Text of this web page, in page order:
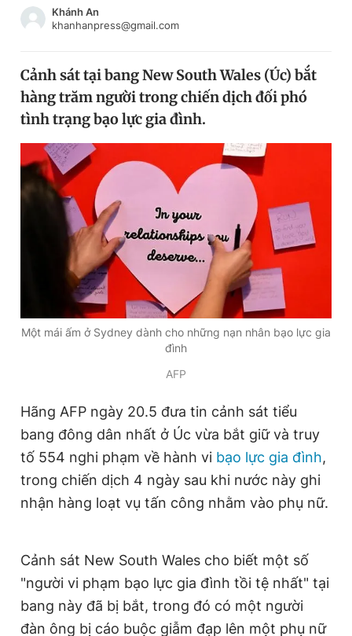
Chào ngày mới
Video Magazine
Sản phẩm khác
Tiện ích Bạn cần biết
Thông tin tòa soạn Liên hệ quảng cáo
Đọc Thanh Niên trên điện thoại
Theo dõi báo trên
Hotline Liên hệ quảng cáo
Đặt báo Quảng cáo RSS Tòa soạn Chính sách bảo
Tổng biên tập: Nguyễn Ngọc Toàn
Phó tổng biên tập thường trực: Hải Thành
Phó tổng biên tập: Lâm Hiếu Dũng
Đăng xuất
Khánh An
khanhanpress@gmail.com
Cảnh sát tại bang New South Wales (Úc) bắt
hàng trăm người trong chiến dịch đối phó
tình trạng bạo lực gia đình.
Một mái ấm ở Sydney dành cho những nạn nhân bạo lực gia
đình
AFP
Hãng AFP ngày 20.5 đưa tin cảnh sát tiểu
bang đông dân nhất ở Úc vừa bắt giữ và truy
tố 554 nghi phạm về hành vi bạo lực gia đình,
trong chiến dịch 4 ngày sau khi nước này ghi
nhận hàng loạt vụ tấn công nhằm vào phụ nữ.
Cảnh sát New South Wales cho biết một số
"người vi phạm bạo lực gia đình tồi tệ nhất" tại
bang này đã bị bắt, trong đó có một người
đàn ông bị cáo buộc giẫm đạp lên một phụ nữ